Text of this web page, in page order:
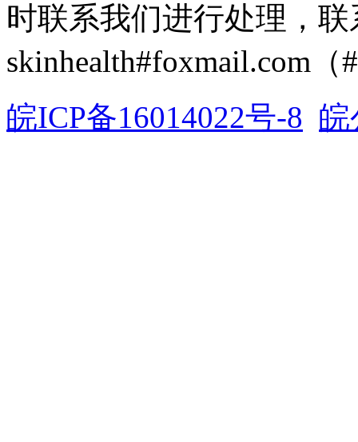
时联系我们进行处理，
skinhealth#foxmail.com（
皖ICP备16014022号-8 皖